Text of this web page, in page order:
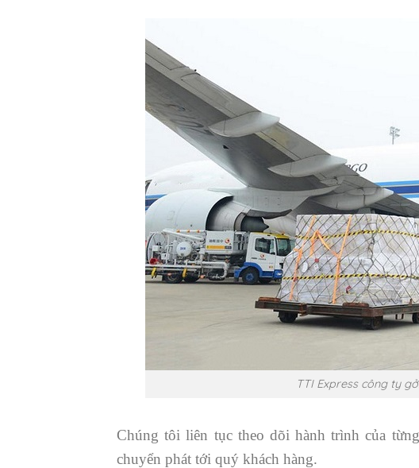
TTI Express công ty
Chúng tôi liên tục theo dõi hành trình của
chuyển phát tới quý khách hàng.